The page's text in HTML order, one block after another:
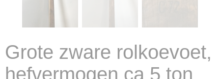
Grote zware rolkoevoet,
hefvermogen ca 5 ton